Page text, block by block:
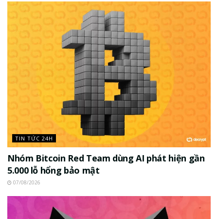
TIN TỨC 24H
Nhóm Bitcoin Red Team dùng AI phát hiện gần
5.000 lỗ hổng bảo mật
07/08/2026